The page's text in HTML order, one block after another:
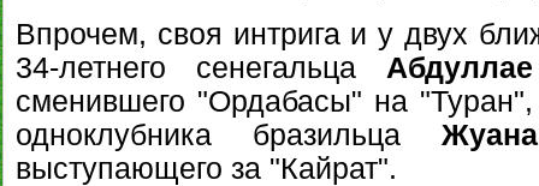
Впрочем, своя интрига и у двух
34-летнего сенегальца
сменившего "Ордабасы" на
одноклубника бразильца
выступающего за "Кайрат".